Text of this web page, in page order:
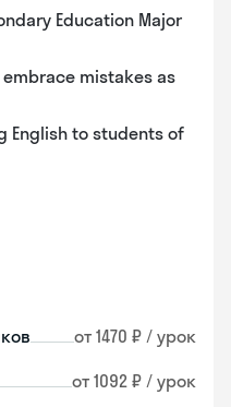
Education Major
mistakes as
English to students of
от 1470 ₽ / урок
от 1092 ₽ / урок